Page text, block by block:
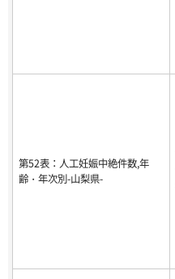
第52表：人工妊娠中絶件数,年
齢・年次別-山梨県-